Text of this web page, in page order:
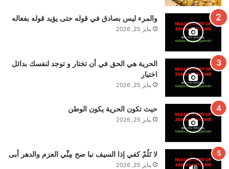
والمرء ليس بصادق في قوله حتى يؤيد قوله بفعاله
يناير 25, 2026
الحرية هي الحق في أن تختار و توجد لنفسك بدائل
اختيار
يناير 25, 2026
حيث تكون الحرية يكون الوطن
يناير 25, 2026
لا تَلُمْ كفي إذا السيف نبا صح مِنِّي العزم والدهر أبى
يناير 25, 2026